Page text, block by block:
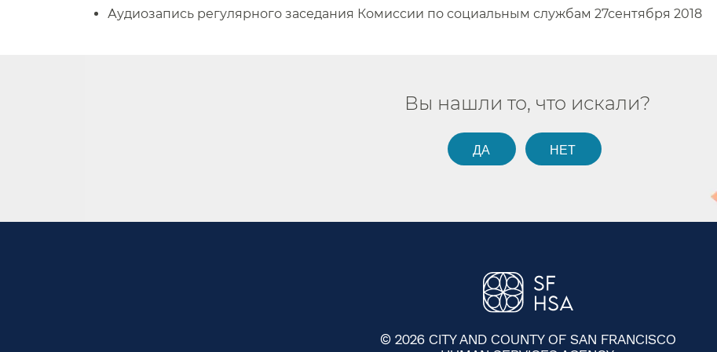
Аудиозапись регулярного заседания Комиссии по социальным службам 27сентября 2018​​
Вы нашли то, что искали?​​
ДА​​ НЕТ​​
© 2026 CITY AND COUNTY OF SAN FRANCISCO